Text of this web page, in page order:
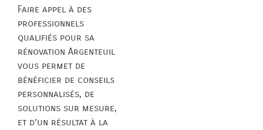
Faire appel à des
professionnels
qualifiés pour sa
rénovation Argenteuil
vous permet de
bénéficier de conseils
personnalisés, de
solutions sur mesure,
et d’un résultat à la